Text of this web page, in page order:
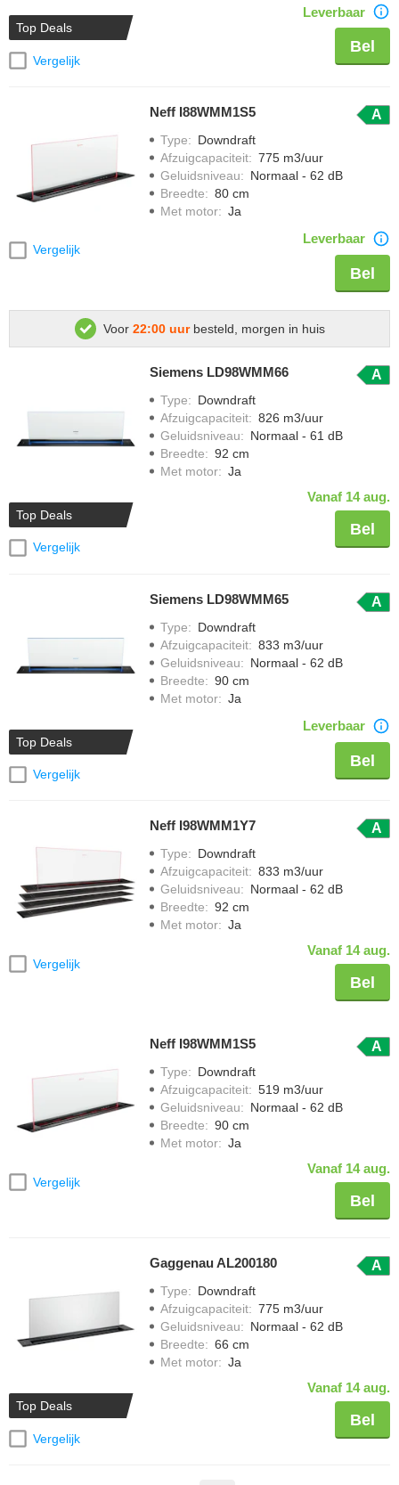
Top Deals
Vergelijk
Leverbaar
Bel
Vergelijk
Neff I88WMM1S5 A
Type: Downdraft
Afzuigcapaciteit: 775 m3/uur
Geluidsniveau: Normaal - 62 dB
Breedte: 80 cm
Met motor: Ja
Leverbaar
Bel
Voor 22:00 uurbesteld, morgen in huis
Top Deals
Vergelijk
Siemens LD98WMM66 A
Type: Downdraft
Afzuigcapaciteit: 826 m3/uur
Geluidsniveau: Normaal - 61 dB
Breedte: 92 cm
Met motor: Ja
Vanaf 14 aug.
Bel
Top Deals
Vergelijk
Siemens LD98WMM65 A
Type: Downdraft
Afzuigcapaciteit: 833 m3/uur
Geluidsniveau: Normaal - 62 dB
Breedte: 90 cm
Met motor: Ja
Leverbaar
Bel
Vergelijk
Neff I98WMM1Y7 A
Type: Downdraft
Afzuigcapaciteit: 833 m3/uur
Geluidsniveau: Normaal - 62 dB
Breedte: 92 cm
Met motor: Ja
Vanaf 14 aug.
Bel
Vergelijk
Neff I98WMM1S5 A
Type: Downdraft
Afzuigcapaciteit: 519 m3/uur
Geluidsniveau: Normaal - 62 dB
Breedte: 90 cm
Met motor: Ja
Vanaf 14 aug.
Bel
Top Deals
Vergelijk
Gaggenau AL200180 A
Type: Downdraft
Afzuigcapaciteit: 775 m3/uur
Geluidsniveau: Normaal - 62 dB
Breedte: 66 cm
Met motor: Ja
Vanaf 14 aug.
Bel